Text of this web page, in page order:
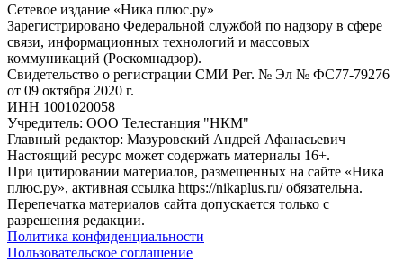
Сетевое издание «Ника плюс.ру»
Зарегистрировано Федеральной службой по надзору в сфере
связи, информационных технологий и массовых
коммуникаций (Роскомнадзор).
Свидетельство о регистрации СМИ Рег. № Эл № ФС77-79276
от 09 октября 2020 г.
ИНН 1001020058
Учредитель: ООО Телестанция "НКМ"
Главный редактор: Мазуровский Андрей Афанасьевич
Настоящий ресурс может содержать материалы 16+.
При цитировании материалов, размещенных на сайте «Ника
плюс.ру», активная ссылка https://nikaplus.ru/ обязательна.
Перепечатка материалов сайта допускается только с
разрешения редакции.
Политика конфиденциальности
Пользовательское соглашение